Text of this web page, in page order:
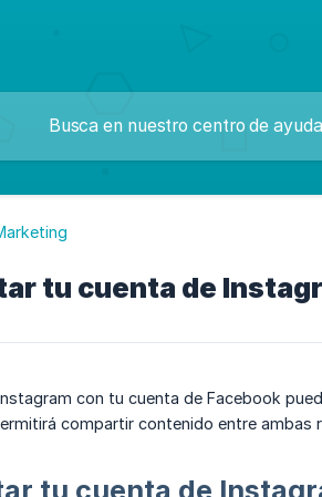
tu cuenta de
con tu cuenta de Facebook
compartir contenido entre